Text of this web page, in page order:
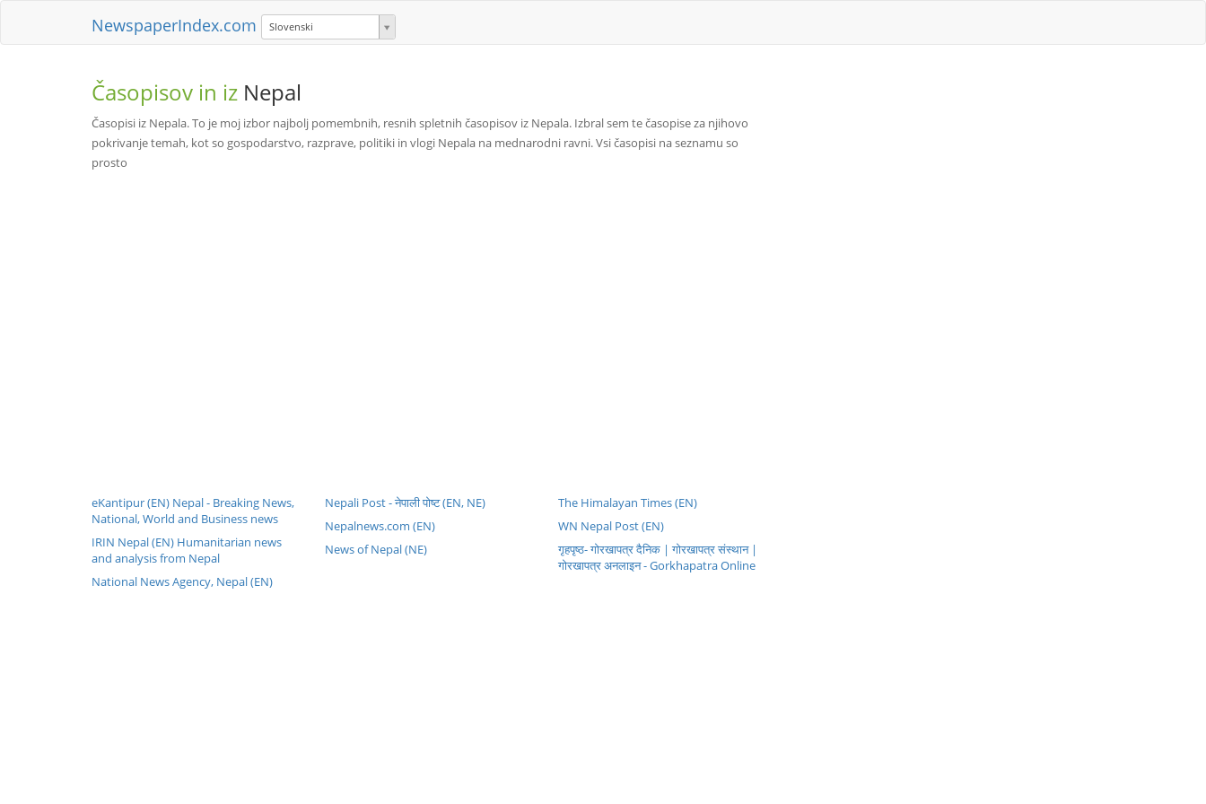
NewspaperIndex.com Slovenski
Časopisov in iz Nepal
Časopisi iz Nepala. To je moj izbor najbolj pomembnih, resnih spletnih časopisov iz Nepala. Izbral sem te časopise za njihovo
pokrivanje temah, kot so gospodarstvo, razprave, politiki in vlogi Nepala na mednarodni ravni. Vsi časopisi na seznamu so
prosto
eKantipur (EN) Nepal - Breaking News,
National, World and Business news
IRIN Nepal (EN) Humanitarian news
and analysis from Nepal
National News Agency, Nepal (EN)
Nepali Post - नेपाली पोष्ट (EN, NE)
Nepalnews.com (EN)
News of Nepal (NE)
The Himalayan Times (EN)
WN Nepal Post (EN)
गृहपृष्ठ- गोरखापत्र दैनिक | गोरखापत्र संस्थान |
गोरखापत्र अनलाइन - Gorkhapatra Online